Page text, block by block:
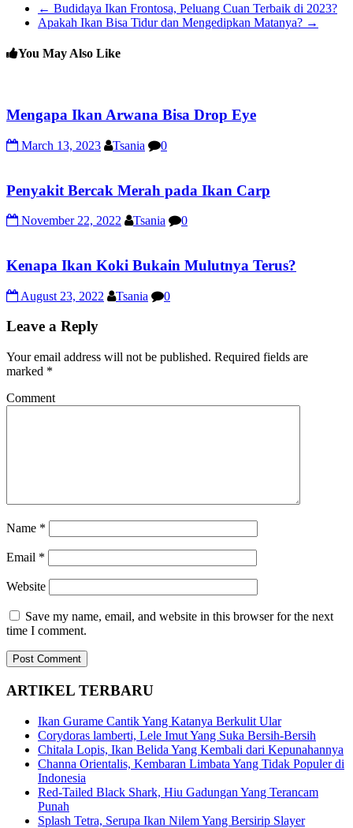
← Budidaya Ikan Frontosa, Peluang Cuan Terbaik di 2023?
Apakah Ikan Bisa Tidur dan Mengedipkan Matanya? →
You May Also Like
Mengapa Ikan Arwana Bisa Drop Eye
March 13, 2023 Tsania 0
Penyakit Bercak Merah pada Ikan Carp
November 22, 2022 Tsania 0
Kenapa Ikan Koki Bukain Mulutnya Terus?
August 23, 2022 Tsania 0
Leave a Reply
Your email address will not be published. Required fields are
marked *
Comment
Name *
Email *
Website
Save my name, email, and website in this browser for the next
time I comment.
ARTIKEL TERBARU
Ikan Gurame Cantik Yang Katanya Berkulit Ular
Corydoras lamberti, Lele Imut Yang Suka Bersih-Bersih
Chitala Lopis, Ikan Belida Yang Kembali dari Kepunahannya
Channa Orientalis, Kembaran Limbata Yang Tidak Populer di
Indonesia
Red-Tailed Black Shark, Hiu Gadungan Yang Terancam
Punah
Splash Tetra, Serupa Ikan Nilem Yang Bersirip Slayer